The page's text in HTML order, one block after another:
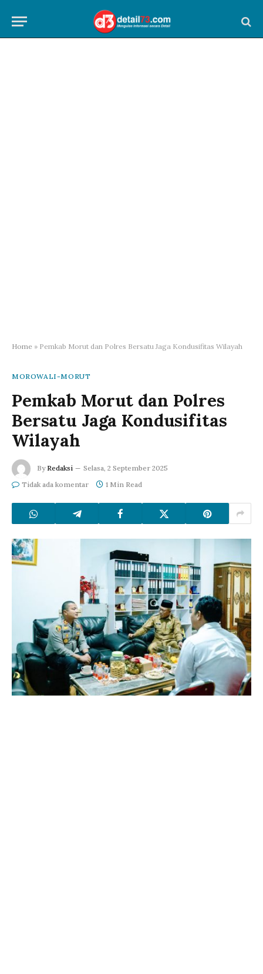
Home » Pemkab Morut dan Polres Bersatu Jaga Kondusifitas Wilayah
MOROWALI-MORUT
Pemkab Morut dan Polres
Bersatu Jaga Kondusifitas
Wilayah
By Redaksi
Selasa, 2 September 2025
Tidak ada komentar
1 Min Read